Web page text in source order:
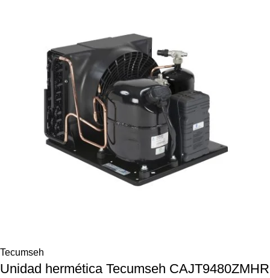
Tecumseh
Unidad hermética Tecumseh CAJT9480ZMHR